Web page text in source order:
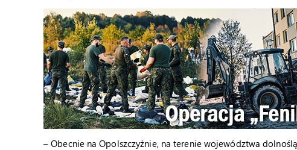
– Obecnie na Opolszczyźnie, na terenie województwa